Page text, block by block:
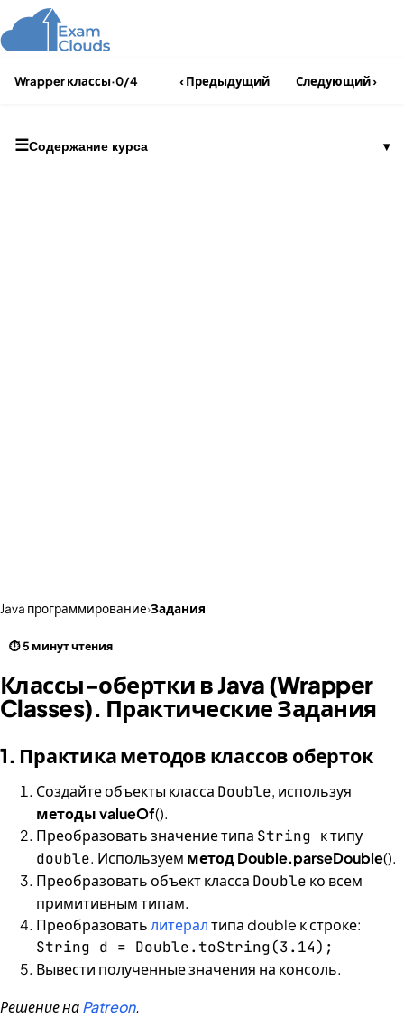
Wrapper классы·0/4 ‹ Предыдущий Следующий ›
☰Содержание курса ▾
Java программирование›Задания
⏱ 5 минут чтения
Классы-обертки в Java (Wrapper
Classes). Практические Задания
1. Практика методов классов оберток
Создайте объекты класса Double, используя
методы valueOf().
Преобразовать значение типа String к типу
double. Используем метод Double.parseDouble().
Преобразовать объект класса Double ко всем
примитивным типам.
Преобразоватьлитералтипа double к строке:
String d = Double.toString(3.14);
Вывести полученные значения на консоль.
Решение наPatreon.